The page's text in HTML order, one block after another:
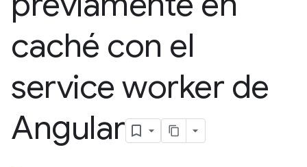
caché con el
service worker de
Angular